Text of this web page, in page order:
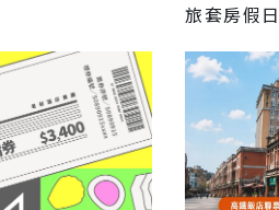
旅套房假